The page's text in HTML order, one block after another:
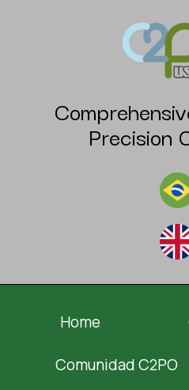
Precision
Home
Comunidad C2PO